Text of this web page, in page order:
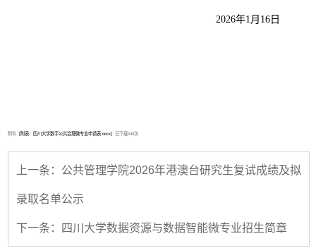
2026年1月16日
附件【附表：四川大学数字公共治理微专业申请表.docx】已下载249次
上一条：公共管理学院2026年港澳台研究生复试成绩及拟
录取名单公示
下一条：四川大学数据资源与数据智能微专业招生简章